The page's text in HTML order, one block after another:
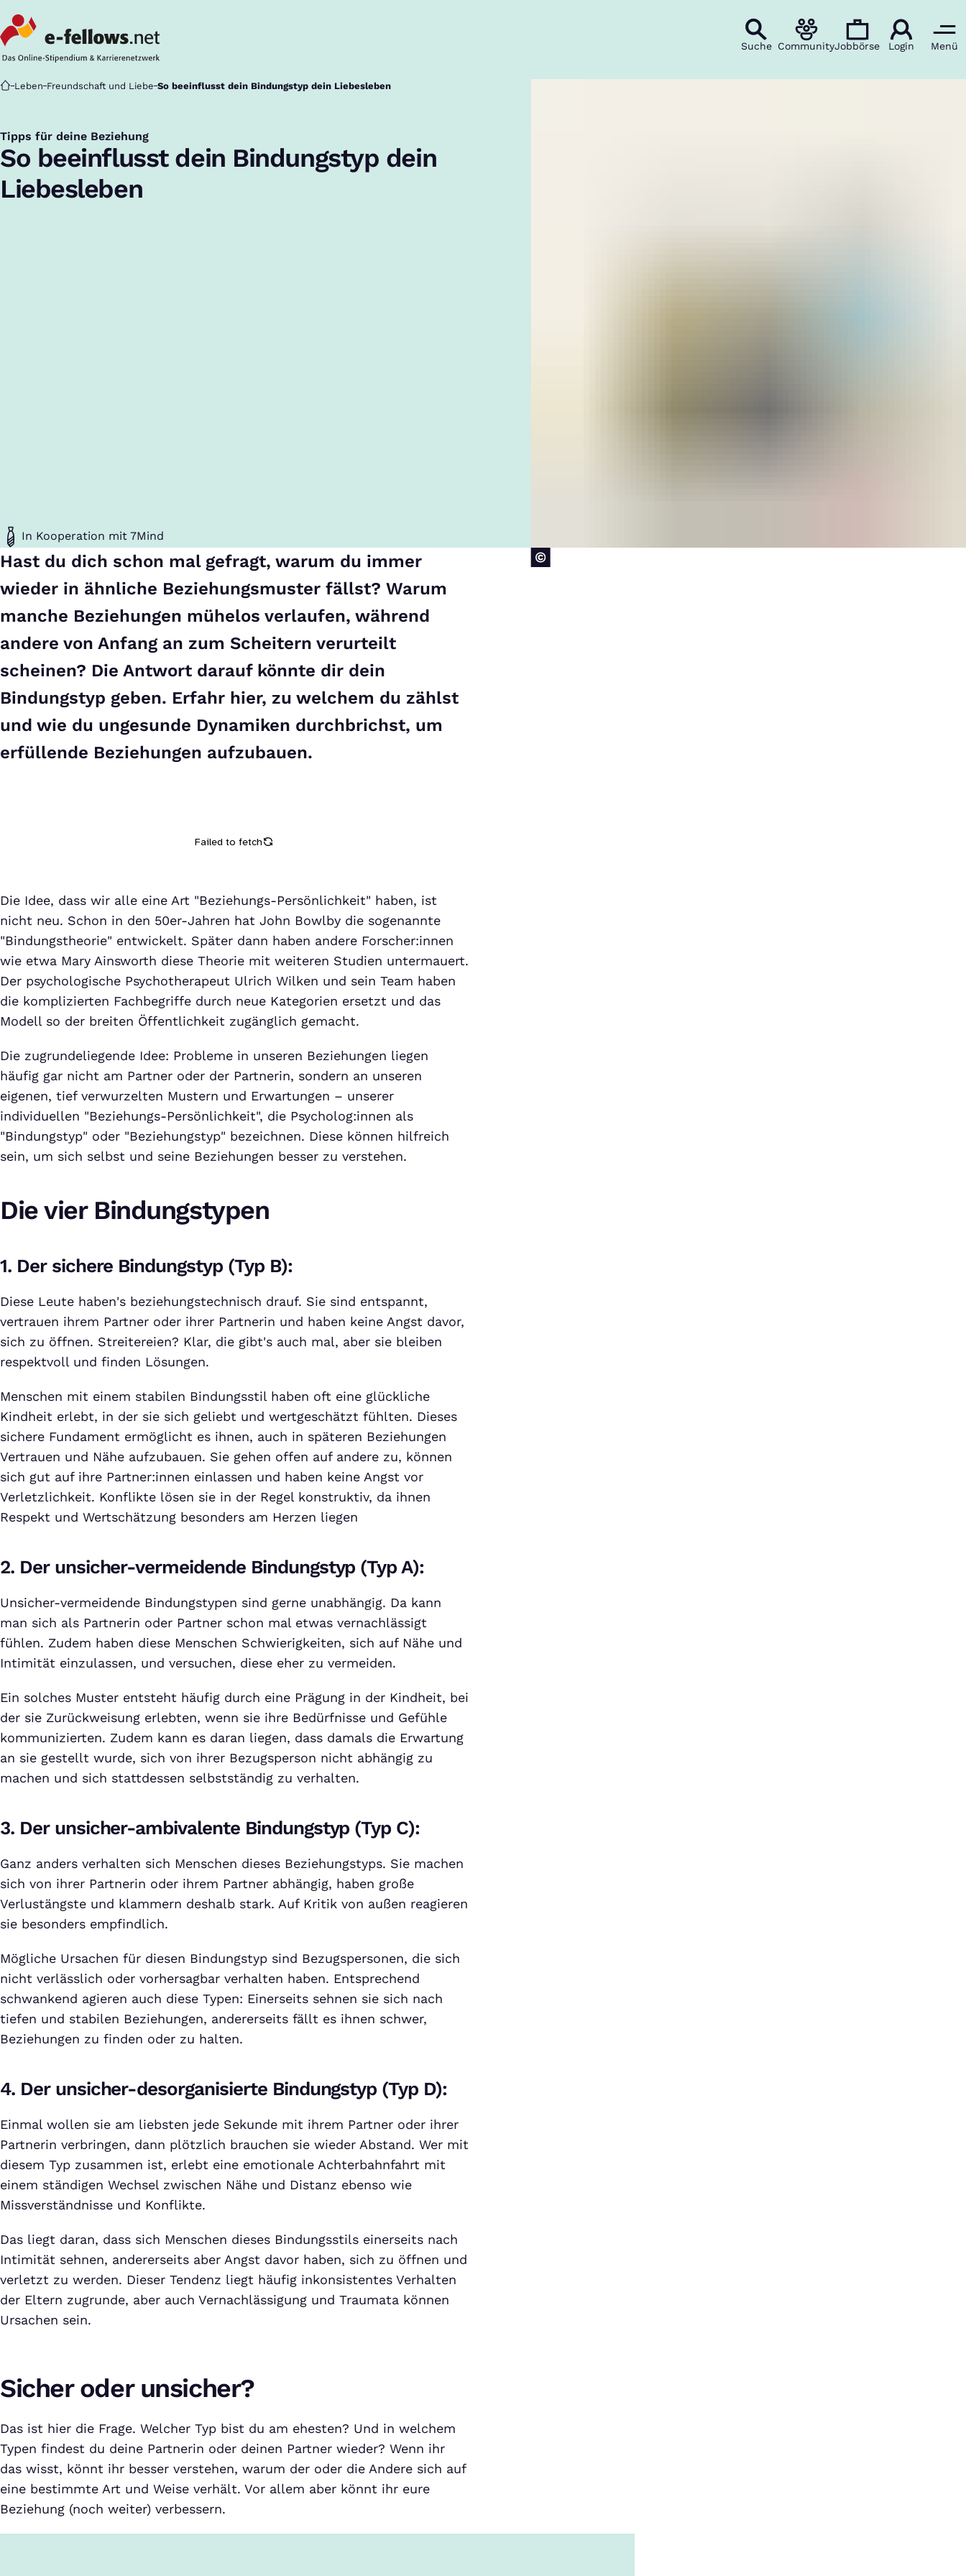
Suche CommunityJobbörse Login Menü
Startseite
Leben Freundschaft und Liebe So beeinflusst dein Bindungstyp dein Liebesleben
Tipps für deine Beziehung
:
So beeinflusst dein Bindungstyp dein
Liebesleben
In Kooperation mit 7Mind
Hast du dich schon mal gefragt, warum du immer
wieder in ähnliche Beziehungsmuster fällst? Warum
manche Beziehungen mühelos verlaufen, während
andere von Anfang an zum Scheitern verurteilt
scheinen? Die Antwort darauf könnte dir dein
Bindungstyp geben. Erfahr hier, zu welchem du zählst
und wie du ungesunde Dynamiken durchbrichst, um
erfüllende Beziehungen aufzubauen.
Die Idee, dass wir alle eine Art "Beziehungs-Persönlichkeit" haben, ist
nicht neu. Schon in den 50er-Jahren hat John Bowlby die sogenannte
"Bindungstheorie" entwickelt. Später dann haben andere Forscher:innen
wie etwa Mary Ainsworth diese Theorie mit weiteren Studien untermauert.
Der psychologische Psychotherapeut Ulrich Wilken und sein Team haben
die komplizierten Fachbegriffe durch neue Kategorien ersetzt und das
Modell so der breiten Öffentlichkeit zugänglich gemacht.
Die zugrundeliegende Idee: Probleme in unseren Beziehungen liegen
häufig gar nicht am Partner oder der Partnerin, sondern an unseren
eigenen, tief verwurzelten Mustern und Erwartungen – unserer
individuellen "Beziehungs-Persönlichkeit", die Psycholog:innen als
"Bindungstyp" oder "Beziehungstyp" bezeichnen. Diese können hilfreich
sein, um sich selbst und seine Beziehungen besser zu verstehen.
Die vier Bindungstypen
1. Der sichere Bindungstyp (Typ B):
Diese Leute haben's beziehungstechnisch drauf. Sie sind entspannt,
vertrauen ihrem Partner oder ihrer Partnerin und haben keine Angst davor,
sich zu öffnen. Streitereien? Klar, die gibt's auch mal, aber sie bleiben
respektvoll und finden Lösungen.
Menschen mit einem stabilen Bindungsstil haben oft eine glückliche
Kindheit erlebt, in der sie sich geliebt und wertgeschätzt fühlten. Dieses
sichere Fundament ermöglicht es ihnen, auch in späteren Beziehungen
Vertrauen und Nähe aufzubauen. Sie gehen offen auf andere zu, können
sich gut auf ihre Partner:innen einlassen und haben keine Angst vor
Verletzlichkeit. Konflikte lösen sie in der Regel konstruktiv, da ihnen
Respekt und Wertschätzung besonders am Herzen liegen
2. Der unsicher-vermeidende Bindungstyp (Typ A):
Unsicher-vermeidende Bindungstypen sind gerne unabhängig. Da kann
man sich als Partnerin oder Partner schon mal etwas vernachlässigt
fühlen. Zudem haben diese Menschen Schwierigkeiten, sich auf Nähe und
Intimität einzulassen, und versuchen, diese eher zu vermeiden.
Ein solches Muster entsteht häufig durch eine Prägung in der Kindheit, bei
der sie Zurückweisung erlebten, wenn sie ihre Bedürfnisse und Gefühle
kommunizierten. Zudem kann es daran liegen, dass damals die Erwartung
an sie gestellt wurde, sich von ihrer Bezugsperson nicht abhängig zu
machen und sich stattdessen selbstständig zu verhalten.
3. Der unsicher-ambivalente Bindungstyp (Typ C):
Ganz anders verhalten sich Menschen dieses Beziehungstyps. Sie machen
sich von ihrer Partnerin oder ihrem Partner abhängig, haben große
Verlustängste und klammern deshalb stark. Auf Kritik von außen reagieren
sie besonders empfindlich.
Mögliche Ursachen für diesen Bindungstyp sind Bezugspersonen, die sich
nicht verlässlich oder vorhersagbar verhalten haben. Entsprechend
schwankend agieren auch diese Typen: Einerseits sehnen sie sich nach
tiefen und stabilen Beziehungen, andererseits fällt es ihnen schwer,
Beziehungen zu finden oder zu halten.
4. Der unsicher-desorganisierte Bindungstyp (Typ D):
Einmal wollen sie am liebsten jede Sekunde mit ihrem Partner oder ihrer
Partnerin verbringen, dann plötzlich brauchen sie wieder Abstand. Wer mit
diesem Typ zusammen ist, erlebt eine emotionale Achterbahnfahrt mit
einem ständigen Wechsel zwischen Nähe und Distanz ebenso wie
Missverständnisse und Konflikte.
Das liegt daran, dass sich Menschen dieses Bindungsstils einerseits nach
Intimität sehnen, andererseits aber Angst davor haben, sich zu öffnen und
verletzt zu werden. Dieser Tendenz liegt häufig inkonsistentes Verhalten
der Eltern zugrunde, aber auch Vernachlässigung und Traumata können
Ursachen sein.
Sicher oder unsicher?
Das ist hier die Frage. Welcher Typ bist du am ehesten? Und in welchem
Typen findest du deine Partnerin oder deinen Partner wieder? Wenn ihr
das wisst, könnt ihr besser verstehen, warum der oder die Andere sich auf
eine bestimmte Art und Weise verhält. Vor allem aber könnt ihr eure
Beziehung (noch weiter) verbessern.